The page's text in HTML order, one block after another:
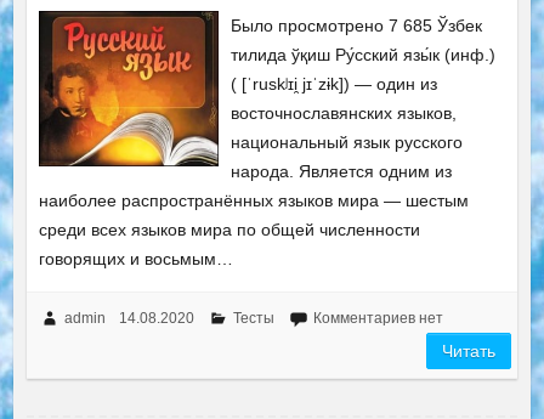
Было просмотрено 7 685 Ўзбек
тилида ўқиш Ру́сский язы́к (инф.)
( [ˈruskʲɪi̯ jɪˈzɨk]) — один из
восточнославянских языков,
национальный язык русского
народа. Является одним из
наиболее распространённых языков мира — шестым
среди всех языков мира по общей численности
говорящих и восьмым…
admin 14.08.2020 Тесты Комментариев нет
Читать